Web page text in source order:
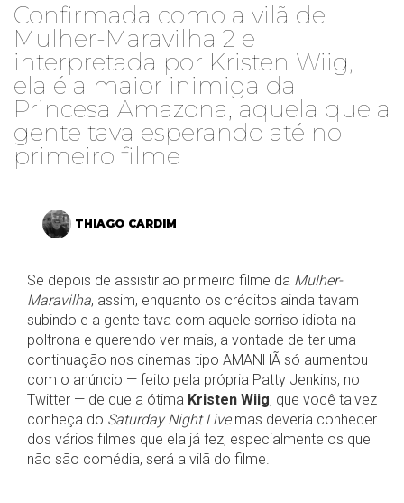
Confirmada como a vilã de
Mulher-Maravilha 2 e
interpretada por Kristen Wiig,
ela é a maior inimiga da
Princesa Amazona, aquela que a
gente tava esperando até no
primeiro filme
THIAGO CARDIM
Se depois de assistir ao primeiro filme da Mulher-
Maravilha, assim, enquanto os créditos ainda tavam
subindo e a gente tava com aquele sorriso idiota na
poltrona e querendo ver mais, a vontade de ter uma
continuação nos cinemas tipo AMANHÃ só aumentou
com o anúncio — feito pela própria Patty Jenkins, no
Twitter — de que a ótima Kristen Wiig, que você talvez
conheça do Saturday Night Livemas deveria conhecer
dos vários filmes que ela já fez, especialmente os que
não são comédia, será a vilã do filme.